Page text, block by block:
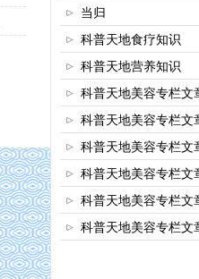
当归
科普天地食疗知识
科普天地营养知识
科普天地美容专栏文
科普天地美容专栏文
科普天地美容专栏文
科普天地美容专栏文
科普天地美容专栏文
科普天地美容专栏文